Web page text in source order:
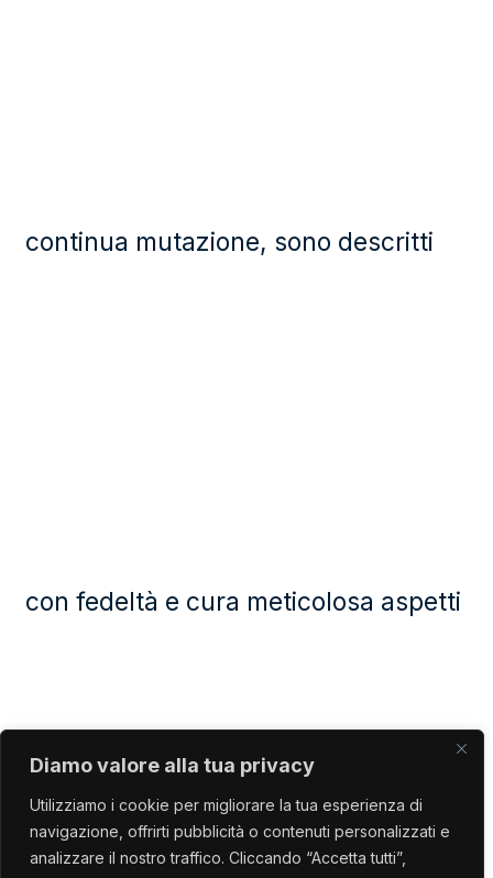
Diamo valore alla tua privacy
Utilizziamo i cookie per migliorare la tua esperienza di
navigazione, offrirti pubblicità o contenuti personalizzati e
analizzare il nostro traffico. Cliccando “Accetta tutti”,
continua mutazione, sono descritti
con fedeltà e cura meticolosa aspetti